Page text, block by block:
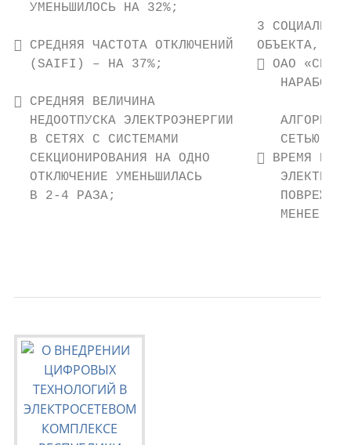
  УМЕНЬШИЛОСЬ НА 32%;
3
 СРЕДНЯЯ ЧАСТОТА ОТКЛЮЧЕНИЙ   ОБЪЕКТА,
(SAIFI) – НА 37%;             ОАО
 СРЕДНЯЯ ВЕЛИЧИНА
НЕДООТПУСКА ЭЛЕКТРОЭНЕРГИИ
В СЕТЯХ С СИСТЕМАМИ             СЕТЬЮ.
СЕКЦИОНИРОВАНИЯ НА ОДНО       ВРЕМЯ
ОТКЛЮЧЕНИЕ УМЕНЬШИЛАСЬ
В 2-4 РАЗА;
МЕНЕЕ